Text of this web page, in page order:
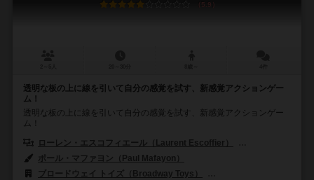
5.9
透明な板の上に線を引いて自分の感覚を試す、新感覚アクションゲー
ム！
透明な板の上に線を引いて自分の感覚を試す、新感覚アクションゲー
ム！
ローレン・エスコフィエール（Laurent Escoffier）
ポール・マファヨン（Paul Mafayon）
ブロードウェイ トイズ（Broadway Toys）